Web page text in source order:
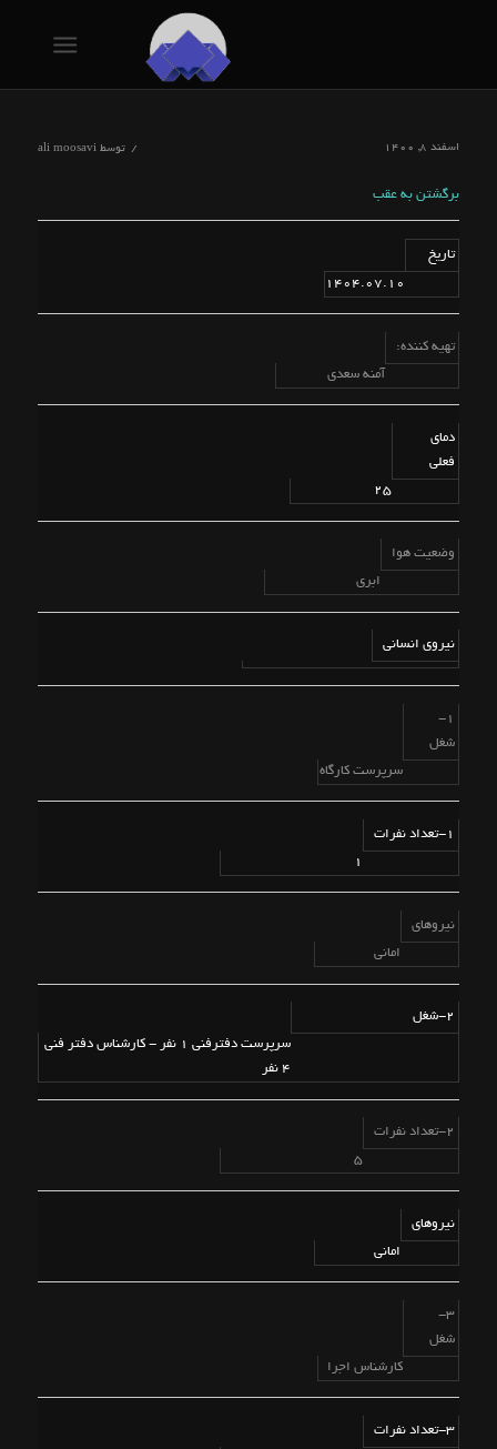
اسفند ۸, ۱۴۰۰ / توسطali moosavi
برگشتن به عقب
تاریخ
1404.07.10
تهیه کننده:
آمنه سعدی
دمای
فعلی
25
وضعیت هوا
ابری
نیروی انسانی
1-
شغل
سرپرست کارگاه
1-تعداد نفرات
1
نیروهای
امانی
2-شغل
سرپرست دفترفنی 1 نفر - کارشناس دفتر فنی
4 نفر
2-تعداد نفرات
5
نیروهای
امانی
3-
شغل
کارشناس اجرا
3-تعداد نفرات